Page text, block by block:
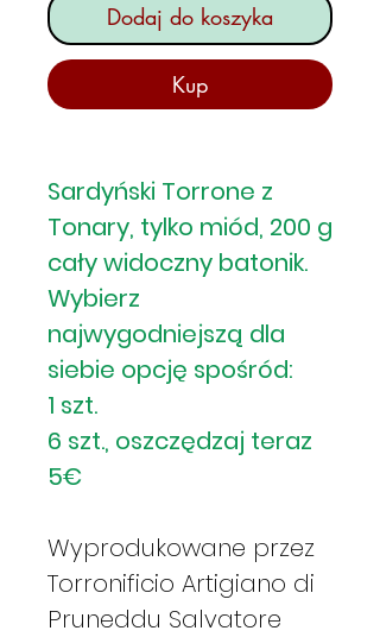
Dodaj do koszyka
Kup
Sardyński Torrone z
Tonary, tylko miód, 200 g
cały widoczny batonik.
Wybierz
najwygodniejszą dla
siebie opcję spośród:
1 szt.
6 szt., oszczędzaj teraz
5€
Wyprodukowane przez
Torronificio Artigiano di
Pruneddu Salvatore